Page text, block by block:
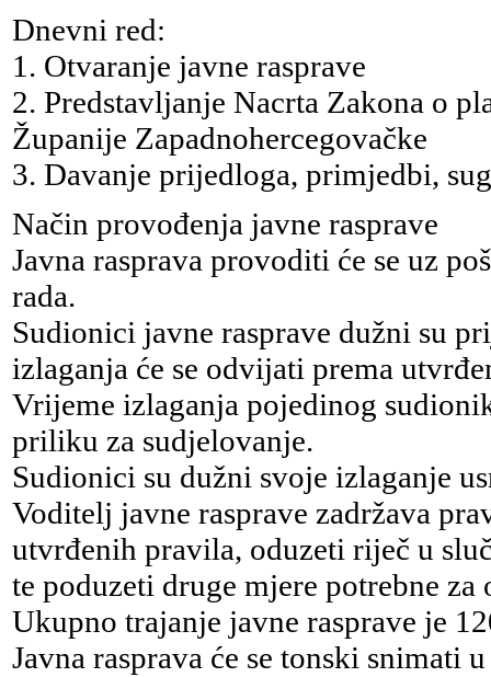
Dnevni red:
1. Otvaranje javne rasprave
2. Predstavljanje Nacrta Zakona o
Županije Zapadnohercegovačke
3. Davanje prijedloga, primjedbi,
Način provođenja javne rasprave
Javna rasprava provoditi će se uz
rada.
Sudionici javne rasprave dužni su
izlaganja će se odvijati prema
Vrijeme izlaganja pojedinog
priliku za sudjelovanje.
Sudionici su dužni svoje izlaganje
Voditelj javne rasprave zadržava
utvrđenih pravila, oduzeti riječ u
te poduzeti druge mjere potrebne
Ukupno trajanje javne rasprave je
Javna rasprava će se tonski snimati